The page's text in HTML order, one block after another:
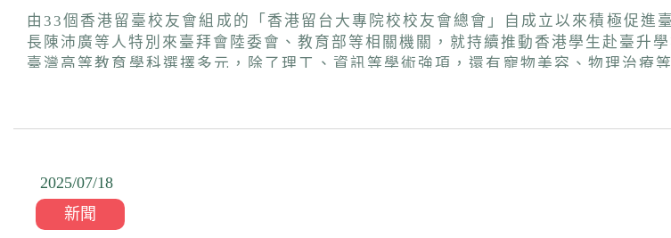
由33個香港留臺校友會組成的「香港留台大專院校校友會總會」自成立以來積極促
長陳沛廣等人特別來臺拜會陸委會、教育部等相關機關，就持續推動香港學生赴臺升學等議題深
臺灣高等教育學科選擇多元，除了理工、資訊等學術強項，還有寵物美容、物理治療
長水於接見麥會長等一行時表示，感謝總會長期協助在港推動臺灣高等教育招生宣
能有更多的交流，增進彼此的認識與瞭解。教育部國際及兩岸教育司司長李毓娟亦
肯定與感謝。
2025/07/18
新聞